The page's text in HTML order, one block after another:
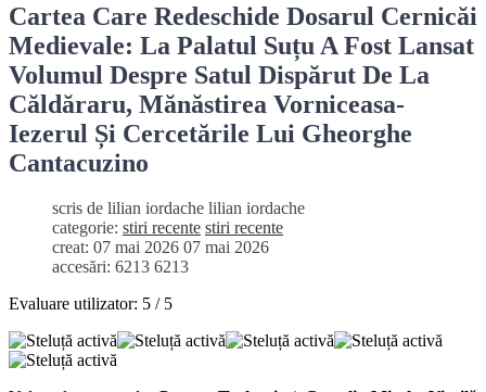
Cartea Care Redeschide Dosarul Cernicăi
Medievale: La Palatul Suțu A Fost Lansat
Volumul Despre Satul Dispărut De La
Căldăraru, Mănăstirea Vorniceasa-
Iezerul Și Cercetările Lui Gheorghe
Cantacuzino
scris de lilian iordache lilian iordache
categorie: stiri recente stiri recente
creat: 07 mai 2026 07 mai 2026
accesări: 6213 6213
Evaluare utilizator: 5 / 5